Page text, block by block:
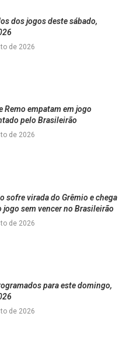
dos jogos deste sábado,
de 2026
Remo empatam em jogo
pelo Brasileirão
de 2026
sofre virada do Grêmio e chega
jogo sem vencer no Brasileirão
de 2026
para este domingo,
de 2026